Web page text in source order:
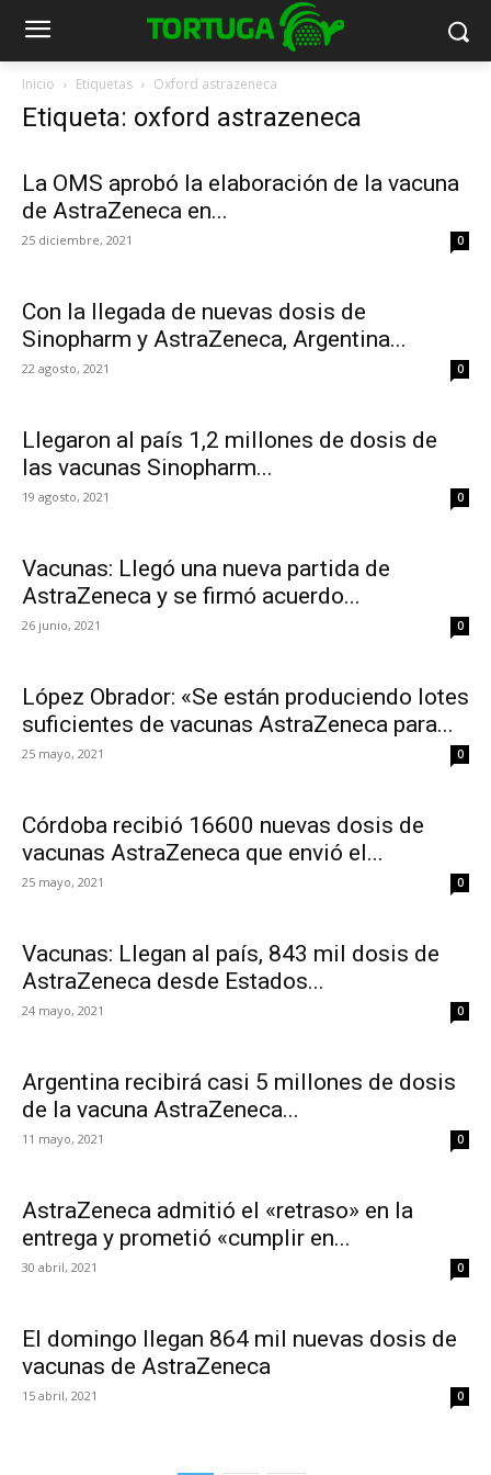
Inicio Etiquetas Oxford astrazeneca
Etiqueta: oxford astrazeneca
La OMS aprobó la elaboración de la vacuna
de AstraZeneca en...
25 diciembre, 2021 0
Con la llegada de nuevas dosis de
Sinopharm y AstraZeneca, Argentina...
22 agosto, 2021 0
Llegaron al país 1,2 millones de dosis de
las vacunas Sinopharm...
19 agosto, 2021 0
Vacunas: Llegó una nueva partida de
AstraZeneca y se firmó acuerdo...
26 junio, 2021 0
López Obrador: «Se están produciendo lotes
suficientes de vacunas AstraZeneca para...
25 mayo, 2021 0
Córdoba recibió 16600 nuevas dosis de
vacunas AstraZeneca que envió el...
25 mayo, 2021 0
Vacunas: Llegan al país, 843 mil dosis de
AstraZeneca desde Estados...
24 mayo, 2021 0
Argentina recibirá casi 5 millones de dosis
de la vacuna AstraZeneca...
11 mayo, 2021 0
AstraZeneca admitió el «retraso» en la
entrega y prometió «cumplir en...
30 abril, 2021 0
El domingo llegan 864 mil nuevas dosis de
vacunas de AstraZeneca
15 abril, 2021 0